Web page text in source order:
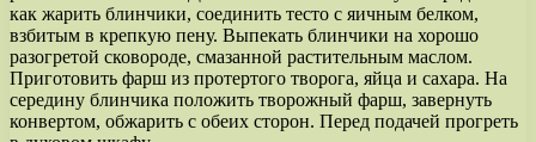
как жарить блинчики, соединить тесто с яичным белком,
взбитым в крепкую пену. Выпекать блинчики на хорошо
разогретой сковороде, смазанной растительным маслом.
Приготовить фарш из протертого творога, яйца и сахара. На
середину блинчика положить творожный фарш, завернуть
конвертом, обжарить с обеих сторон. Перед подачей прогреть